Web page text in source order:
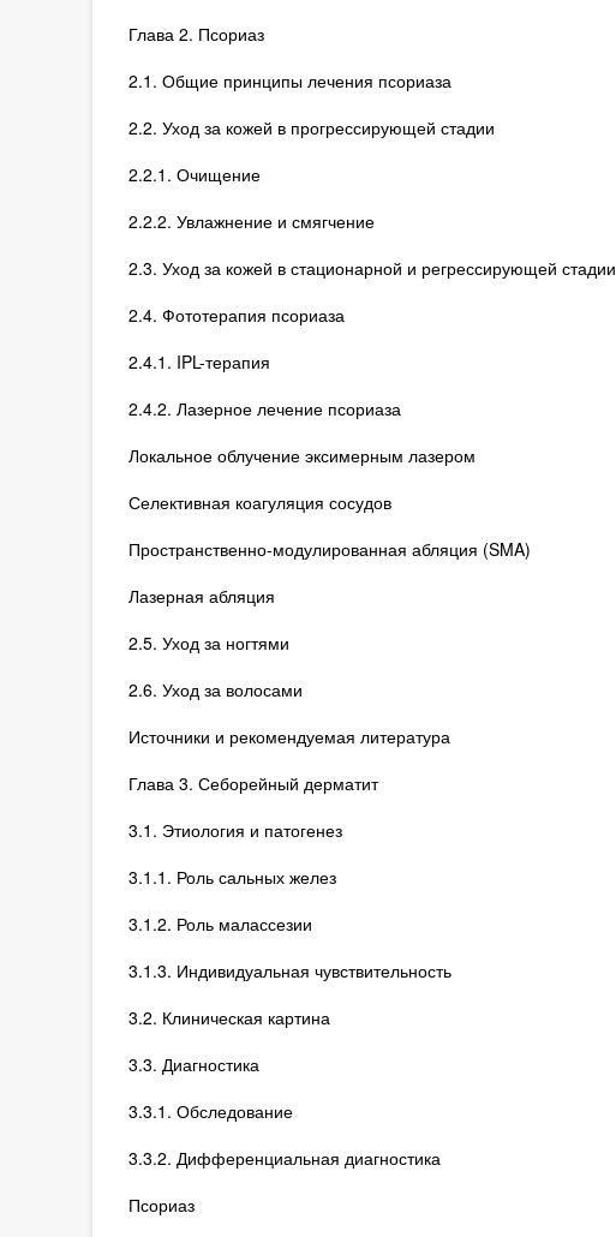
Глава 2. Псориаз
2.1. Общие принципы лечения псориаза
2.2. Уход за кожей в прогрессирующей стадии
2.2.1. Очищение
2.2.2. Увлажнение и смягчение
2.3. Уход за кожей в стационарной и регрессирующей стадии
2.4. Фототерапия псориаза
2.4.1. IPL-терапия
2.4.2. Лазерное лечение псориаза
Локальное облучение эксимерным лазером
Селективная коагуляция сосудов
Пространственно-модулированная абляция (SMA)
Лазерная абляция
2.5. Уход за ногтями
2.6. Уход за волосами
Источники и рекомендуемая литература
Глава 3. Себорейный дерматит
3.1. Этиология и патогенез
3.1.1. Роль сальных желез
3.1.2. Роль малассезии
3.1.3. Индивидуальная чувствительность
3.2. Клиническая картина
3.3. Диагностика
3.3.1. Обследование
3.3.2. Дифференциальная диагностика
Псориаз